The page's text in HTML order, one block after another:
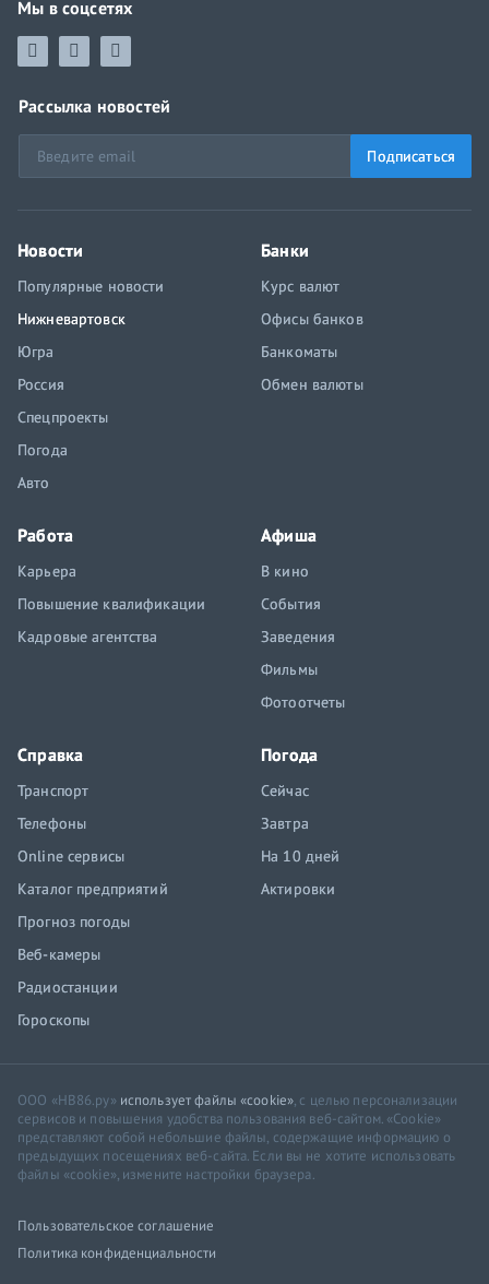
Мы в соцсетях
Рассылка новостей
Подписаться
Новости
Популярные новости
Нижневартовск
Югра
Россия
Спецпроекты
Погода
Авто
Банки
Курс валют
Офисы банков
Банкоматы
Обмен валюты
Работа
Карьера
Повышение квалификации
Кадровые агентства
Афиша
В кино
События
Заведения
Фильмы
Фотоотчеты
Справка
Транспорт
Телефоны
Online сервисы
Каталог предприятий
Прогноз погоды
Веб-камеры
Радиостанции
Гороскопы
Погода
Сейчас
Завтра
На 10 дней
Актировки
ООО «НВ86.ру» использует файлы «cookie», с целью персонализации
сервисов и повышения удобства пользования веб-сайтом. «Cookie»
представляют собой небольшие файлы, содержащие информацию о
предыдущих посещениях веб-сайта. Если вы не хотите использовать
файлы «cookie», измените настройки браузера.
Пользовательское соглашение
Политика конфиденциальности